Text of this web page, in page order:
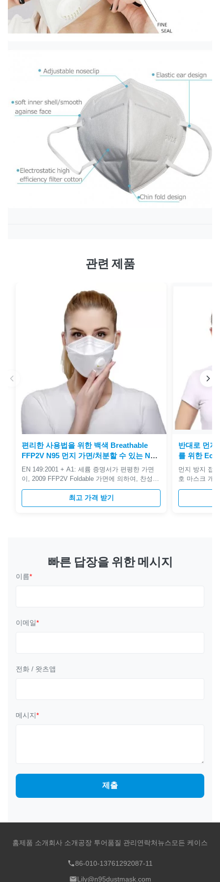
관련 제품
편리한 사용법을 위한 백색 Breathable
FFP2V N95 먼지 가면/처분할 수 있는 N95
가면
EN 149:2001 + A1: 세륨 증명서가 편평한 가면
이, 2009 FFP2V Foldable 가면에 의하여, 찬성된
상태에서 접힙니다 FFP2V Foldable 가면: 편평한
디자인, 개인적으로 건강 관리를 위해 감싸인 팩
당 12 조각을, 접히십시오. 편평한 디자인, 개량
붙잡기 위하여 정전기로 ...
최고 가격 받기
반대로 먼지
를 위한 Eco
먼지 방지 접
호 마스크 개
접기 4층 소
상자의 총 무
빠른 답장을 위한 메시지
이름*
이메일*
전화 / 왓츠앱
메시지*
제출
홈제품 소개회사 소개공장 투어품질 관리연락처뉴스모든 케이스
86-010-13761292087-11
Lily@n95dustmask.com